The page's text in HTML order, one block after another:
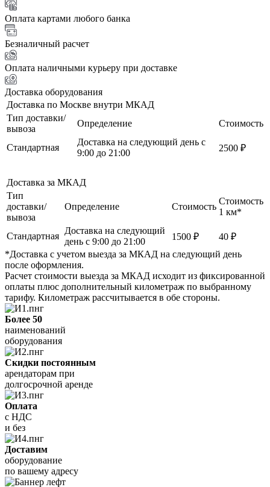
Оплата картами любого банка
Безналичный расчет
Оплата наличными курьеру при доставке
Доставка оборудования
Доставка по Москве внутри МКАД
Тип доставки/
вывоза
Определение Стоимость
Стандартная
Доставка на следующий день с
9:00 до 21:00
2500 ₽
Доставка за МКАД
Тип
доставки/
вывоза
Определение Стоимость
Стоимость
1 км*
Стандартная
Доставка на следующий
день с 9:00 до 21:00
1500 ₽
40 ₽
*Доставка с учетом выезда за МКАД на следующий день
после оформления.
Расчет стоимости выезда за МКАД исходит из фиксированной
оплаты плюс дополнительный километраж по выбранному
тарифу. Километраж рассчитывается в обе стороны.
Более 50
наименований
оборудования
Скидки постоянным
арендаторам при
долгосрочной аренде
Оплата
с НДС
и без
Доставим
оборудование
по вашему адресу